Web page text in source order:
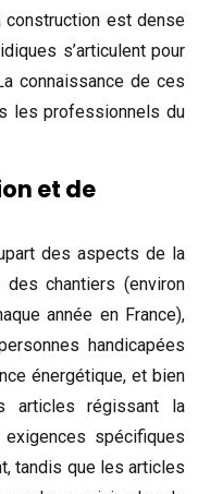
est dense
s’articulent pour
connaissance de ces
les professionnels du
et de
des aspects de la
chantiers (environ
année en France),
handicapées
énergétique, et bien
articles régissant la
spécifiques
tandis que les articles